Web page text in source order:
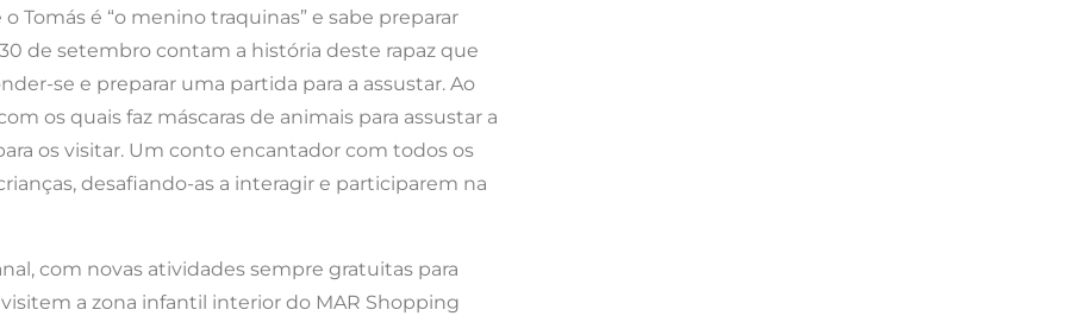
é “o menino traquinas” e sabe preparar
de setembro contam a história deste rapaz que
se e preparar uma partida para a assustar. Ao
os quais faz máscaras de animais para assustar a
os visitar. Um conto encantador com todos os
desafiando-as a interagir e participarem na
com novas atividades sempre gratuitas para
a zona infantil interior do MAR Shopping